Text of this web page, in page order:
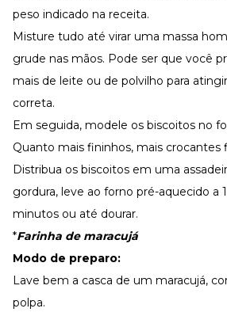
peso indicado na receita.
Misture tudo até virar uma massa
grude nas mãos. Pode ser que você
mais de leite ou de polvilho para
correta.
Em seguida, modele os biscoitos no
Quanto mais fininhos, mais crocantes
Distribua os biscoitos em uma
gordura, leve ao forno pré-aquecido a
minutos ou até dourar.
*Farinha de maracujá
Modo de preparo:
Lave bem a casca de um maracujá,
polpa.